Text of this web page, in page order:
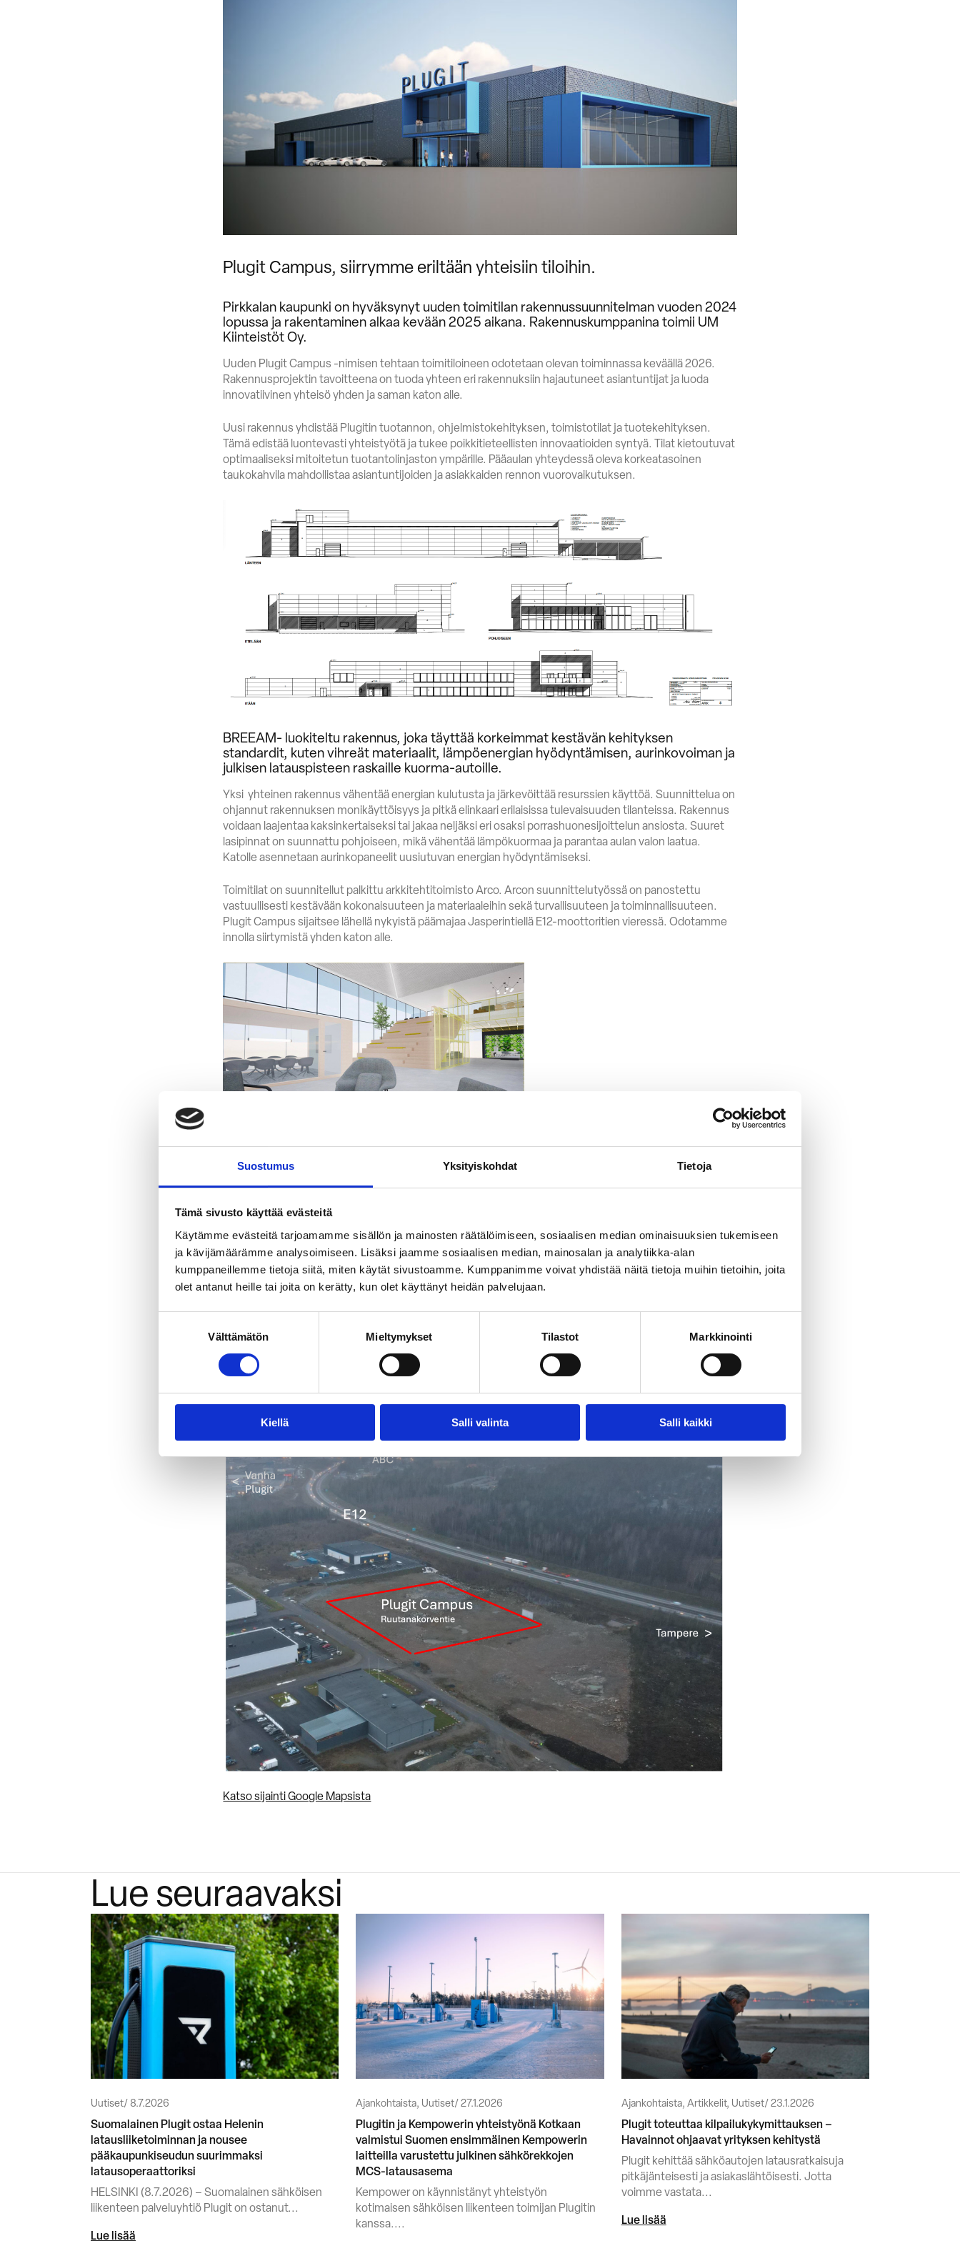
Suostumus Yksityiskohdat Tietoja
Tämä sivusto käyttää evästeitä
Käytämme evästeitä tarjoamamme sisällön ja mainosten räätälöimiseen, sosiaalisen median ominaisuuksien tukemiseen
ja kävijämäärämme analysoimiseen. Lisäksi jaamme sosiaalisen median, mainosalan ja analytiikka-alan
kumppaneillemme tietoja siitä, miten käytät sivustoamme. Kumppanimme voivat yhdistää näitä tietoja muihin tietoihin, joita
olet antanut heille tai joita on kerätty, kun olet käyttänyt heidän palvelujaan.
Välttämätön Mieltymykset Tilastot Markkinointi
Kiellä Salli valinta Salli kaikki
Plugit Campus, siirrymme eriltään yhteisiin tiloihin.
Pirkkalan kaupunki on hyväksynyt uuden toimitilan rakennussuunnitelman vuoden 2024
lopussa ja rakentaminen alkaa kevään 2025 aikana. Rakennuskumppanina toimii UM
Kiinteistöt Oy.
Uuden Plugit Campus -nimisen tehtaan toimitiloineen odotetaan olevan toiminnassa keväällä 2026.
Rakennusprojektin tavoitteena on tuoda yhteen eri rakennuksiin hajautuneet asiantuntijat ja luoda
innovatiivinen yhteisö yhden ja saman katon alle.
Uusi rakennus yhdistää Plugitin tuotannon, ohjelmistokehityksen, toimistotilat ja tuotekehityksen.
Tämä edistää luontevasti yhteistyötä ja tukee poikkitieteellisten innovaatioiden syntyä. Tilat kietoutuvat
optimaaliseksi mitoitetun tuotantolinjaston ympärille. Pääaulan yhteydessä oleva korkeatasoinen
taukokahvila mahdollistaa asiantuntijoiden ja asiakkaiden rennon vuorovaikutuksen.
BREEAM- luokiteltu rakennus, joka täyttää korkeimmat kestävän kehityksen
standardit, kuten vihreät materiaalit, lämpöenergian hyödyntämisen, aurinkovoiman ja
julkisen latauspisteen raskaille kuorma-autoille.
Yksi yhteinen rakennus vähentää energian kulutusta ja järkevöittää resurssien käyttöä. Suunnittelua on
ohjannut rakennuksen monikäyttöisyys ja pitkä elinkaari erilaisissa tulevaisuuden tilanteissa. Rakennus
voidaan laajentaa kaksinkertaiseksi tai jakaa neljäksi eri osaksi porrashuonesijoittelun ansiosta. Suuret
lasipinnat on suunnattu pohjoiseen, mikä vähentää lämpökuormaa ja parantaa aulan valon laatua.
Katolle asennetaan aurinkopaneelit uusiutuvan energian hyödyntämiseksi.
Toimitilat on suunnitellut palkittu arkkitehtitoimisto Arco. Arcon suunnittelutyössä on panostettu
vastuullisesti kestävään kokonaisuuteen ja materiaaleihin sekä turvallisuuteen ja toiminnallisuuteen.
Plugit Campus sijaitsee lähellä nykyistä päämajaa Jasperintiellä E12-moottoritien vieressä. Odotamme
innolla siirtymistä yhden katon alle.
Tervetuloa mukaan seuraamaan kestävää ja inspiroivaa uutta työympäristöä myös rakennuttajien
blogeissa ja somessa!
Astora Rakennus Oy
Katso sijainti Google Mapsista
Lue seuraavaksi
Uutiset 8.7.2026
Suomalainen Plugit ostaa Helenin
latausliiketoiminnan ja nousee
pääkaupunkiseudun suurimmaksi
latausoperaattoriksi
HELSINKI (8.7.2026) – Suomalainen sähköisen
liikenteen palveluyhtiö Plugit on ostanut...
Lue lisää
Ajankohtaista, Uutiset 27.1.2026
Plugitin ja Kempowerin yhteistyönä Kotkaan
valmistui Suomen ensimmäinen Kempowerin
laitteilla varustettu julkinen sähkörekkojen
MCS-latausasema
Kempower on käynnistänyt yhteistyön
kotimaisen sähköisen liikenteen toimijan Plugitin
kanssa....
Ajankohtaista, Artikkelit, Uutiset 23.1.2026
Plugit toteuttaa kilpailukykymittauksen –
Havainnot ohjaavat yrityksen kehitystä
Plugit kehittää sähköautojen latausratkaisuja
pitkäjänteisesti ja asiakaslähtöisesti. Jotta
voimme vastata...
Lue lisää